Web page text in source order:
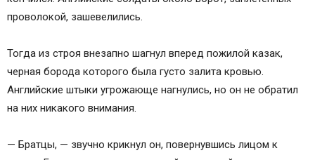
проволокой, зашевелились.
Тогда из строя внезапно шагнул вперед пожилой казак,
черная борода которого была густо залита кровью.
Английские штыки угрожающе нагнулись, но он не обратил
на них никакого внимания.
— Братцы, — звучно крикнул он, повернувшись лицом к